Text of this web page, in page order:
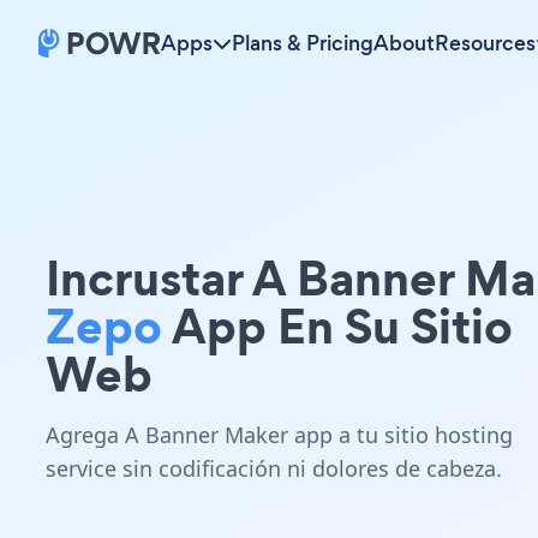
Apps Plans & PricingAboutResources
Incrustar A Banner
ZepoApp En Su Sitio
Web
Agrega A Banner Maker app a tu sitio hosting
service sin codificación ni dolores de cabeza.